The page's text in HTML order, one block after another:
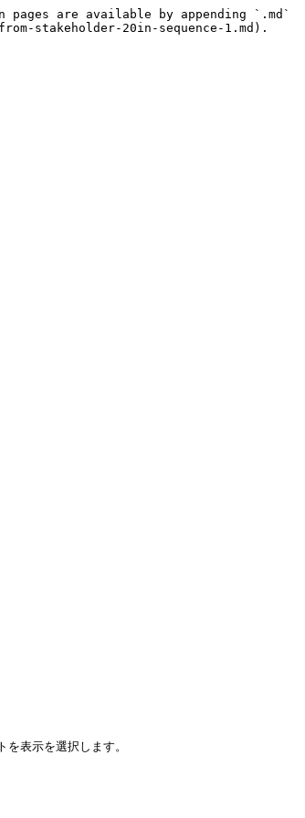
are available by appending `.md`
stakeholder-20in-sequence-1.md).
示を選択します。